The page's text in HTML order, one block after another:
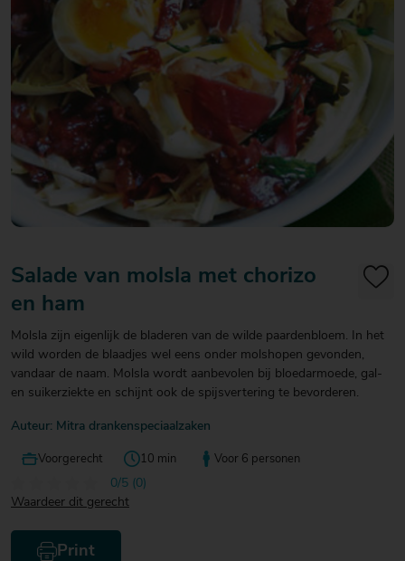
Over Mitra
Actiefolder
Voordelen Mitra Member
€ 20
- €
25
€ 25
€ 20
- €
25
20
€ 20
- €
25
Salade van molsla met chorizo
en ham
Molsla zijn eigenlijk de bladeren van de wilde paardenbloem. In het
wild worden de blaadjes wel eens onder molshopen gevonden,
vandaar de naam. Molsla wordt aanbevolen bij bloedarmoede, gal-
en suikerziekte en schijnt ook de spijsvertering te bevorderen.
Auteur: Mitra drankenspeciaalzaken
Voorgerecht 10 min Voor 6 personen
0/5 (0)
Waardeer dit gerecht
Print